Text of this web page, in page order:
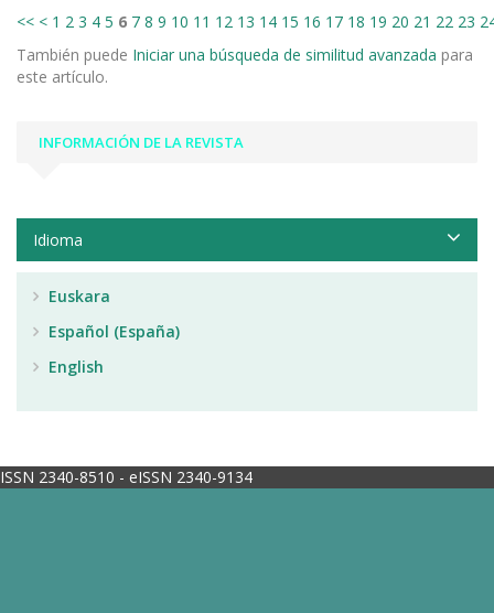
<< < 1 2 3 4 5 6 7 8 9 10 11 12 13 14 15 16 17 18 19 20 21 22 23
También puede Iniciar una búsqueda de similitud avanzada para
este artículo.
INFORMACIÓN DE LA REVISTA
Idioma
Euskara
Español (España)
English
ISSN 2340-8510 - eISSN 2340-9134